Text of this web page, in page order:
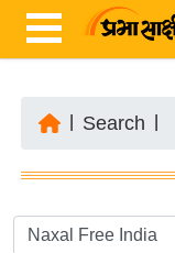
ज़ा
ख
Search